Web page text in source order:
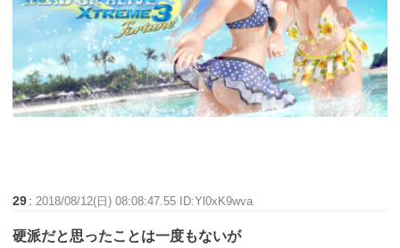
29 :2018/08/12(日) 08:08:47.55 ID:Yl0xK9wva
硬派だと思ったことは一度もないが